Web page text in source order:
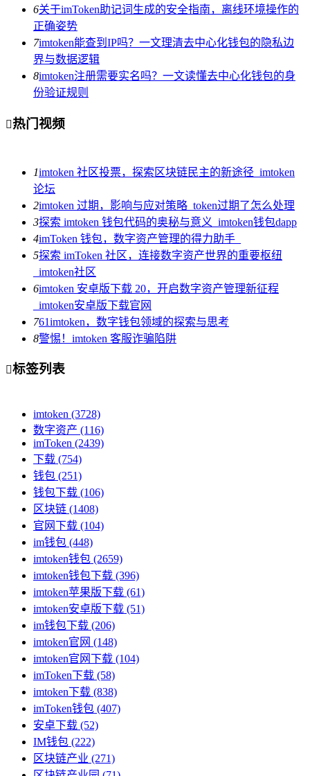
6关于imToken助记词生成的安全指南，离线环境操作的
正确姿势
7imtoken能查到IP吗？一文理清去中心化钱包的隐私边
界与数据逻辑
8imtoken注册需要实名吗？一文读懂去中心化钱包的身
份验证规则
热门视频
1imtoken 社区投票，探索区块链民主的新途径_imtoken
论坛
2imtoken 过期，影响与应对策略_token过期了怎么处理
3探索 imtoken 钱包代码的奥秘与意义_imtoken钱包dapp
4imToken 钱包，数字资产管理的得力助手_
5探索 imToken 社区，连接数字资产世界的重要枢纽
_imtoken社区
6imtoken 安卓版下载 20，开启数字资产管理新征程
_imtoken安卓版下载官网
761imtoken，数字钱包领域的探索与思考
8警惕！imtoken 客服诈骗陷阱
标签列表
imtoken (3728)
数字资产 (116)
imToken (2439)
下载 (754)
钱包 (251)
钱包下载 (106)
区块链 (1408)
官网下载 (104)
im钱包 (448)
imtoken钱包 (2659)
imtoken钱包下载 (396)
imtoken苹果版下载 (61)
imtoken安卓版下载 (51)
im钱包下载 (206)
imtoken官网 (148)
imtoken官网下载 (104)
imToken下载 (58)
imtoken下载 (838)
imToken钱包 (407)
安卓下载 (52)
IM钱包 (222)
区块链产业 (271)